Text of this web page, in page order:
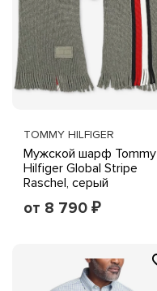
TOMMY HILFIGER
Мужской шарф Tommy
Hilfiger Global Stripe
Raschel, серый
от 8 790 ₽